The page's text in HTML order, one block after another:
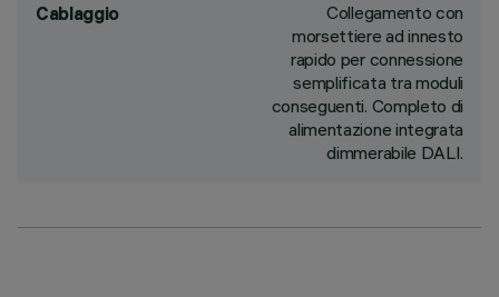
Cablaggio
Collegamento con
morsettiere ad innesto
rapido per connessione
semplificata tra moduli
conseguenti. Completo di
alimentazione integrata
dimmerabile DALI.